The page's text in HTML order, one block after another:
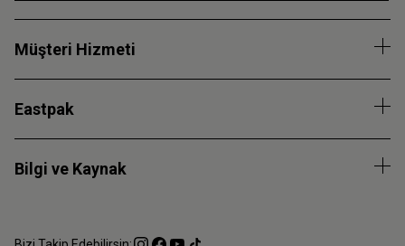
Müşteri Hizmeti
Eastpak
Bilgi ve Kaynak